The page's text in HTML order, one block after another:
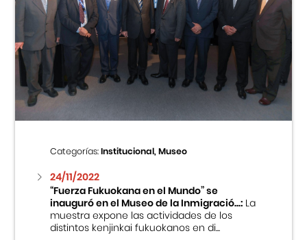
Categorías:Institucional, Museo
24/11/2022
“Fuerza Fukuokana en el Mundo” se
inauguró en el Museo de la Inmigració...:La
muestra expone las actividades de los
distintos kenjinkai fukuokanos en di...